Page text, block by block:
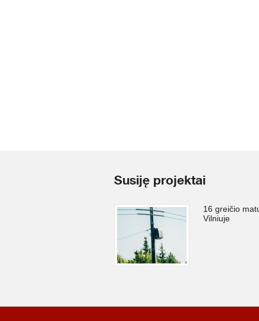
Susiję projektai
16 greičio
Vilniuje